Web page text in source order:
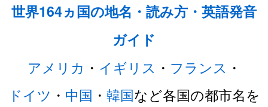
世界164ヵ国の地名・読み方・英語発音
ガイド
アメリカ ・ イギリス ・ フランス ・
ドイツ ・ 中国 ・ 韓国など各国の都市名を